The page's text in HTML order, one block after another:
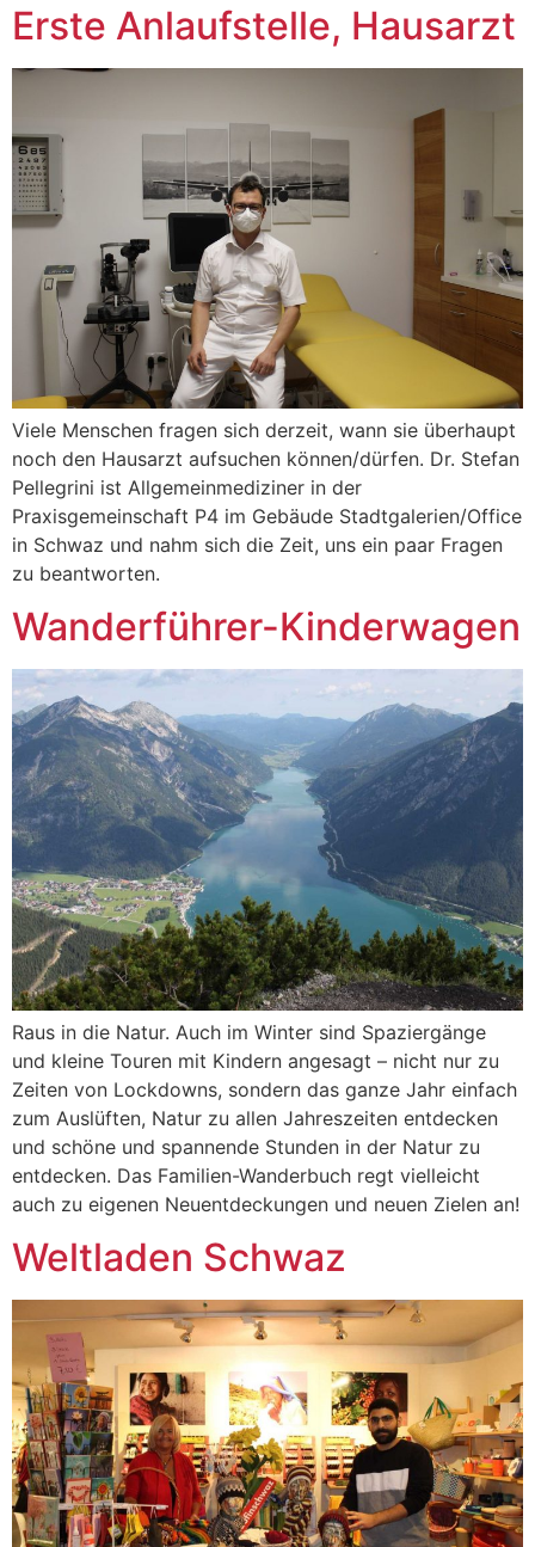
Erste Anlaufstelle, Hausarzt
Viele Menschen fragen sich derzeit, wann sie überhaupt
noch den Hausarzt aufsuchen können/dürfen. Dr. Stefan
Pellegrini ist Allgemeinmediziner in der
Praxisgemeinschaft P4 im Gebäude Stadtgalerien/Office
in Schwaz und nahm sich die Zeit, uns ein paar Fragen
zu beantworten.
Wanderführer-Kinderwagen
Raus in die Natur. Auch im Winter sind Spaziergänge
und kleine Touren mit Kindern angesagt – nicht nur zu
Zeiten von Lockdowns, sondern das ganze Jahr einfach
zum Auslüften, Natur zu allen Jahreszeiten entdecken
und schöne und spannende Stunden in der Natur zu
entdecken. Das Familien-Wanderbuch regt vielleicht
auch zu eigenen Neuentdeckungen und neuen Zielen an!
Weltladen Schwaz